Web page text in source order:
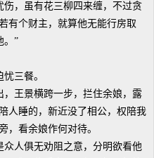
，虽有花三柳四来缠，不过贪
有个财主，就算他无能行房取
。”
三餐。
王景横跨一步，拦住余娘，露
人睡的，新近没了相公，权陪我
，看余娘作何对待。
人俱无劝阻之意，分明欲看他